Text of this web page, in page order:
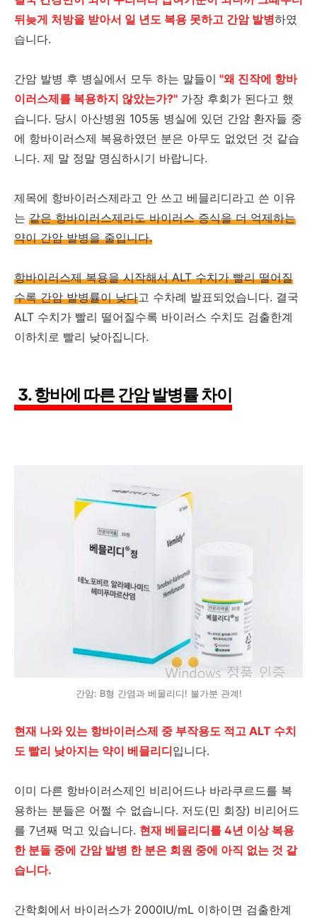
뒤늦게 처방을 받아서 일 년도 복용 못하고 간암 발병하였
습니다.
간암 발병 후 병실에서 모두 하는 말들이 "왜 진작에 항바
이러스제를 복용하지 않았는가?" 가장 후회가 된다고 했
습니다. 당시 아산병원 105동 병실에 있던 간암 환자들 중
에 항바이러스제 복용하였던 분은 아무도 없었던 것 같습
니다. 제 말 정말 명심하시기 바랍니다.
제목에 항바이러스제라고 안 쓰고 베믈리디라고 쓴 이유
는 같은 항바이러스제라도 바이러스 증식을 더 억제하는
약이 간암 발병을 줄입니다.
항바이러스제 복용을 시작해서 ALT 수치가 빨리 떨어질
수록 간암 발병률이 낮다고 수차례 발표되었습니다. 결국
ALT 수치가 빨리 떨어질수록 바이러스 수치도 검출한계
이하치로 빨리 낮아집니다.
3. 항바에 따른 간암 발병률 차이
간암: B형 간염과 베물리디! 불가분 관계!
현재 나와 있는 항바이러스제 중 부작용도 적고 ALT 수치
도 빨리 낮아지는 약이 베믈리디입니다.
이미 다른 항바이러스제인 비리어드나 바라쿠르드를 복
용하는 분들은 어쩔 수 없습니다. 저도(민 회장) 비리어드
를 7년째 먹고 있습니다. 현재 베믈리디를 4년 이상 복용
한 분들 중에 간암 발병 한 분은 회원 중에 아직 없는 것 같
습니다.
간학회에서 바이러스가 2000IU/mL 이하이면 검출한계